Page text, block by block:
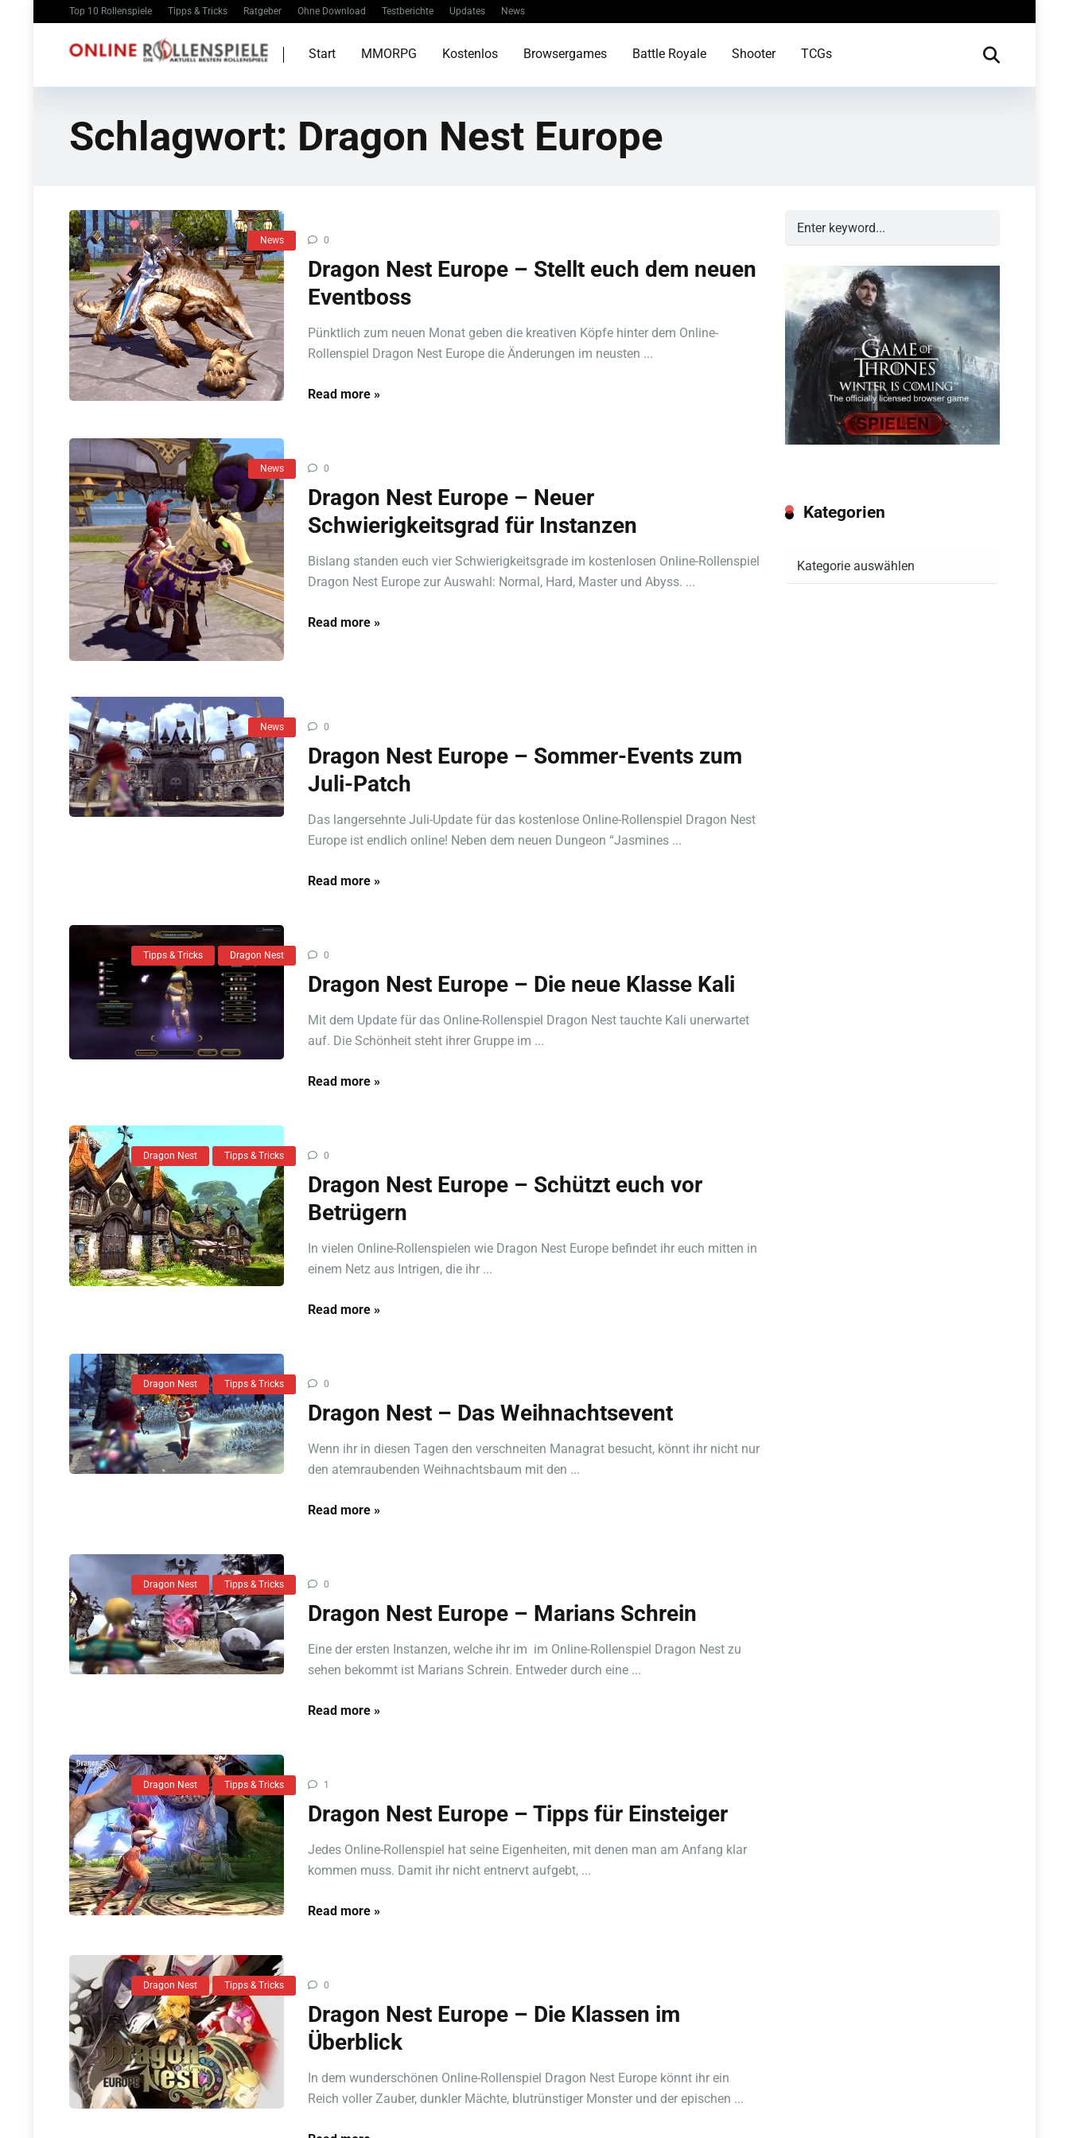
Top 10 Rollenspiele Tipps & Tricks Ratgeber Ohne Download Testberichte Updates News
Start MMORPG Kostenlos Browsergames Battle Royale Shooter TCGs
Schlagwort: Dragon Nest Europe
News 0
Dragon Nest Europe – Stellt euch dem neuen
Eventboss
Pünktlich zum neuen Monat geben die kreativen Köpfe hinter dem Online-
Rollenspiel Dragon Nest Europe die Änderungen im neusten ...
Read more »
News 0
Dragon Nest Europe – Neuer
Schwierigkeitsgrad für Instanzen
Bislang standen euch vier Schwierigkeitsgrade im kostenlosen Online-Rollenspiel
Dragon Nest Europe zur Auswahl: Normal, Hard, Master und Abyss. ...
Read more »
News 0
Dragon Nest Europe – Sommer-Events zum
Juli-Patch
Das langersehnte Juli-Update für das kostenlose Online-Rollenspiel Dragon Nest
Europe ist endlich online! Neben dem neuen Dungeon “Jasmines ...
Read more »
Tipps & Tricks Dragon Nest 0
Dragon Nest Europe – Die neue Klasse Kali
Mit dem Update für das Online-Rollenspiel Dragon Nest tauchte Kali unerwartet
auf. Die Schönheit steht ihrer Gruppe im ...
Read more »
Dragon Nest Tipps & Tricks 0
Dragon Nest Europe – Schützt euch vor
Betrügern
In vielen Online-Rollenspielen wie Dragon Nest Europe befindet ihr euch mitten in
einem Netz aus Intrigen, die ihr ...
Read more »
Dragon Nest Tipps & Tricks 0
Dragon Nest – Das Weihnachtsevent
Wenn ihr in diesen Tagen den verschneiten Managrat besucht, könnt ihr nicht nur
den atemraubenden Weihnachtsbaum mit den ...
Read more »
Dragon Nest Tipps & Tricks 0
Dragon Nest Europe – Marians Schrein
Eine der ersten Instanzen, welche ihr im im Online-Rollenspiel Dragon Nest zu
sehen bekommt ist Marians Schrein. Entweder durch eine ...
Read more »
Dragon Nest Tipps & Tricks 1
Dragon Nest Europe – Tipps für Einsteiger
Jedes Online-Rollenspiel hat seine Eigenheiten, mit denen man am Anfang klar
kommen muss. Damit ihr nicht entnervt aufgebt, ...
Read more »
Dragon Nest Tipps & Tricks 0
Dragon Nest Europe – Die Klassen im
Überblick
In dem wunderschönen Online-Rollenspiel Dragon Nest Europe könnt ihr ein
Reich voller Zauber, dunkler Mächte, blutrünstiger Monster und der epischen ...
Kategorien